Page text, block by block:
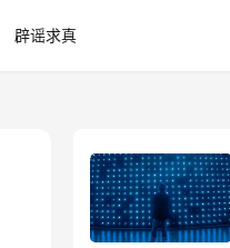
辟谣求真